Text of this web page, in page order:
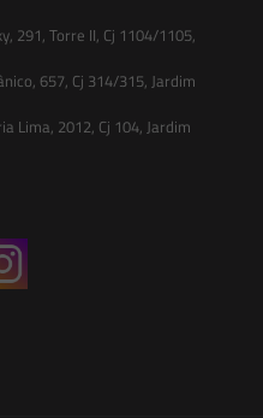
291, Torre II, Cj 1104/1105,
657, Cj 314/315, Jardim
Lima, 2012, Cj 104, Jardim